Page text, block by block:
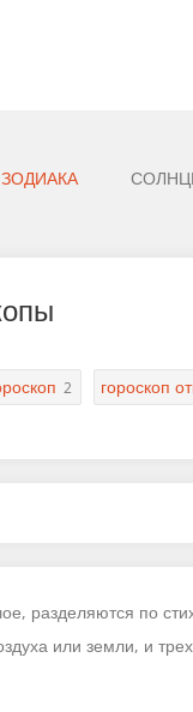
2 гороскоп
разделяются по
или земли, и